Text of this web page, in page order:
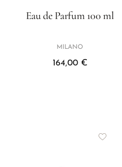
Eau de Parfum 100 ml
MILANO
164,00 €